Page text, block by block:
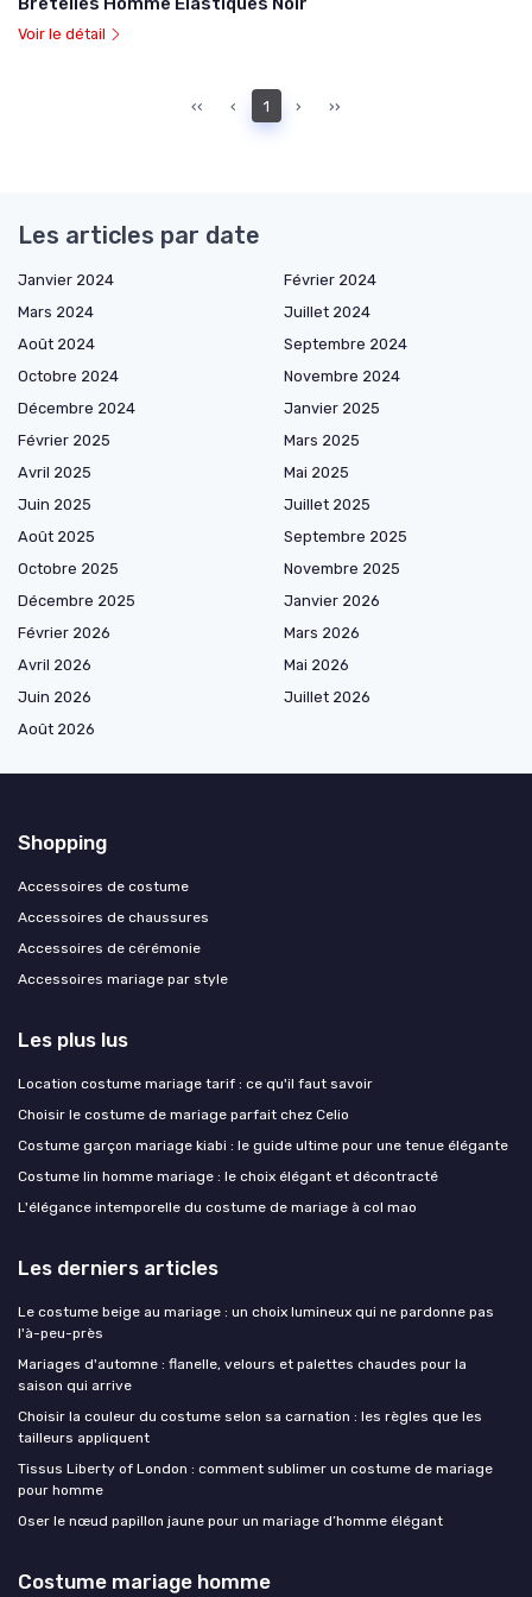
Voir le détail
‹‹ ‹ 1 › ››
Les articles par date
Janvier 2024
Février 2024
Mars 2024
Juillet 2024
Août 2024
Septembre 2024
Octobre 2024
Novembre 2024
Décembre 2024
Janvier 2025
Février 2025
Mars 2025
Avril 2025
Mai 2025
Juin 2025
Juillet 2025
Août 2025
Septembre 2025
Octobre 2025
Novembre 2025
Décembre 2025
Janvier 2026
Février 2026
Mars 2026
Avril 2026
Mai 2026
Juin 2026
Juillet 2026
Août 2026
Shopping
Accessoires de costume
Accessoires de chaussures
Accessoires de cérémonie
Accessoires mariage par style
Les plus lus
Location costume mariage tarif : ce qu'il faut savoir
Choisir le costume de mariage parfait chez Celio
Costume garçon mariage kiabi : le guide ultime pour une tenue élégante
Costume lin homme mariage : le choix élégant et décontracté
L'élégance intemporelle du costume de mariage à col mao
Les derniers articles
Le costume beige au mariage : un choix lumineux qui ne pardonne pas
l'à-peu-près
Mariages d'automne : flanelle, velours et palettes chaudes pour la
saison qui arrive
Choisir la couleur du costume selon sa carnation : les règles que les
tailleurs appliquent
Tissus Liberty of London : comment sublimer un costume de mariage
pour homme
Oser le nœud papillon jaune pour un mariage d’homme élégant
Costume mariage homme